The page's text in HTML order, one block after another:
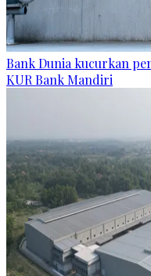
Bank Dunia kucurkan
KUR Bank Mandiri